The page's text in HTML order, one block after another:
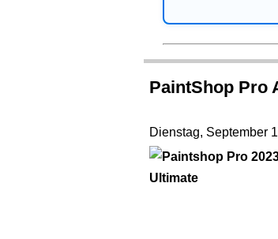
PaintShop Pro
Dienstag, September